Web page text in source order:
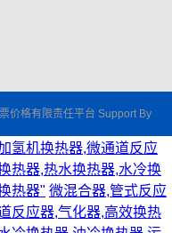
价格有限责任平台 Support By
氢机换热器,微通道反应
热器,热水换热器,水冷换
热器" 微混合器,管式反应
反应器,气化器,高效换热